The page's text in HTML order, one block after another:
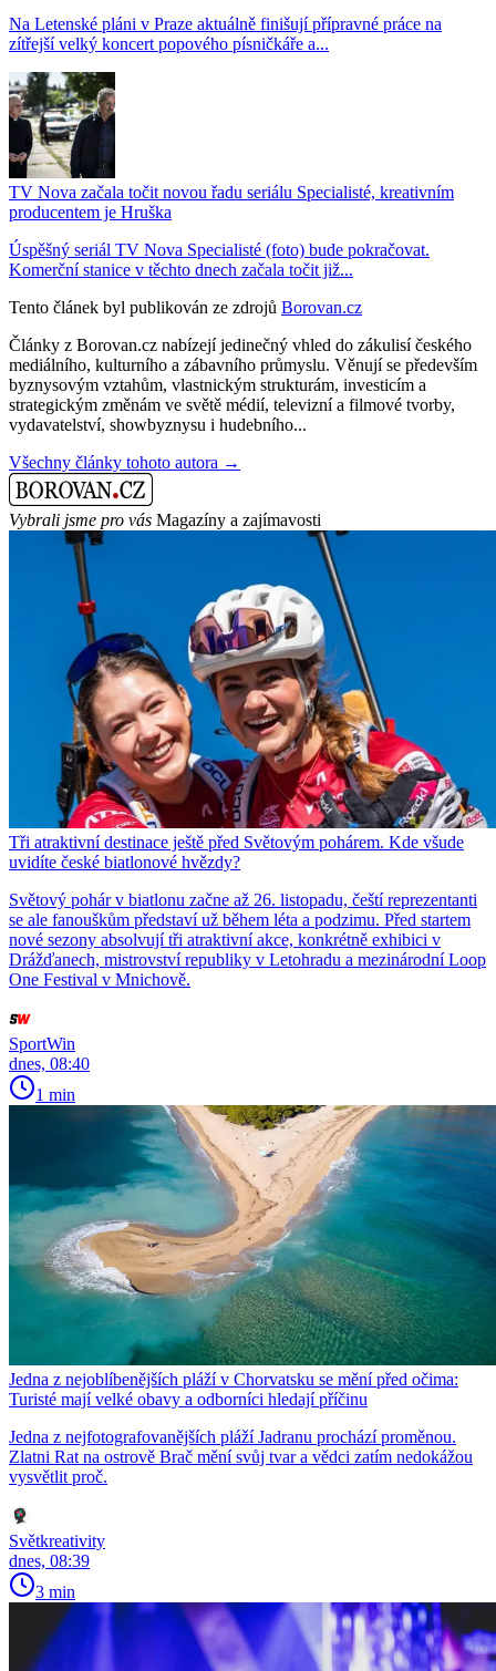
Na Letenské pláni v Praze aktuálně finišují přípravné práce na
zítřejší velký koncert popového písničkáře a...
TV Nova začala točit novou řadu seriálu Specialisté, kreativním
producentem je Hruška
Úspěšný seriál TV Nova Specialisté (foto) bude pokračovat.
Komerční stanice v těchto dnech začala točit již...
Tento článek byl publikován ze zdrojů Borovan.cz
Články z Borovan.cz nabízejí jedinečný vhled do zákulisí českého
mediálního, kulturního a zábavního průmyslu. Věnují se především
byznysovým vztahům, vlastnickým strukturám, investicím a
strategickým změnám ve světě médií, televizní a filmové tvorby,
vydavatelství, showbyznysu i hudebního...
Všechny články tohoto autora →
Vybrali jsme pro vás Magazíny a zajímavosti
Tři atraktivní destinace ještě před Světovým pohárem. Kde všude
uvidíte české biatlonové hvězdy?
Světový pohár v biatlonu začne až 26. listopadu, čeští reprezentanti
se ale fanouškům představí už během léta a podzimu. Před startem
nové sezony absolvují tři atraktivní akce, konkrétně exhibici v
Drážďanech, mistrovství republiky v Letohradu a mezinárodní Loop
One Festival v Mnichově.
SportWin
dnes, 08:40
1 min
Jedna z nejoblíbenějších pláží v Chorvatsku se mění před očima:
Turisté mají velké obavy a odborníci hledají příčinu
Jedna z nejfotografovanějších pláží Jadranu prochází proměnou.
Zlatni Rat na ostrově Brač mění svůj tvar a vědci zatím nedokážou
vysvětlit proč.
Světkreativity
dnes, 08:39
3 min